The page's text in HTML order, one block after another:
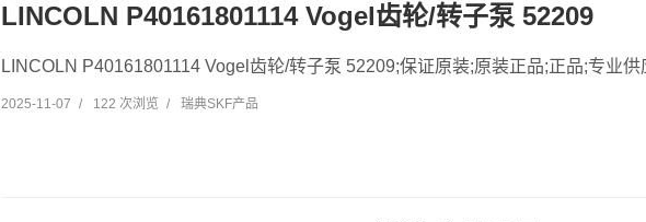
LINCOLN P40161801114 Vogel齿轮/转子泵 52209
LINCOLN P40161801114 Vogel齿轮/转子泵 52209;保证原装;原装正品;正品;专业供
2025-11-07 / 122 次浏览 / 瑞典SKF产品